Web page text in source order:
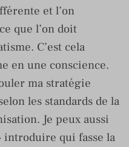
et l’on
que l’on doit
C’est cela
en une conscience.
ma stratégie
les standards de la
Je peux aussi
introduire qui fasse la